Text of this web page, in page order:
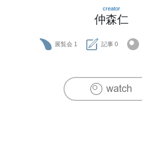
creator
仲森仁
展覧会 1 記事 0